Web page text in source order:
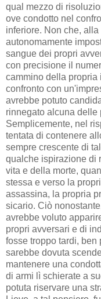
qual mezzo di
ove condotto nel
inferiore. Non che,
autonomamente
sangue dei propri
con precisione il
cammino della propria
confronto con
avrebbe potuto
rinnegato alcuna delle
Semplicemente, nel
tentata di contenere
sempre crescente di
qualche ispirazione di
vita e della morte,
stessa e verso la
assassina, la propria
sicario. Ciò
avrebbe voluto
propri avversari e di
fosse troppo tardi, ben
sarebbe dovuta
mantenere una
di armi lì schierate a
potuta riservare una